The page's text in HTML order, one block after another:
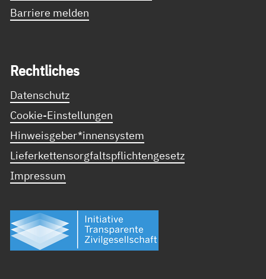
Barriere melden
Recht­li­ches
Datenschutz
Cookie-Einstellungen
Hinweisgeber*innensystem
Lieferkettensorgfaltspflichtengesetz
Impressum